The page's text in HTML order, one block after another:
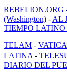
REBELION.ORG
(Washington) - AL
TIEMPO LATINO
TELAM -
LATINA -
DIARIO DEL